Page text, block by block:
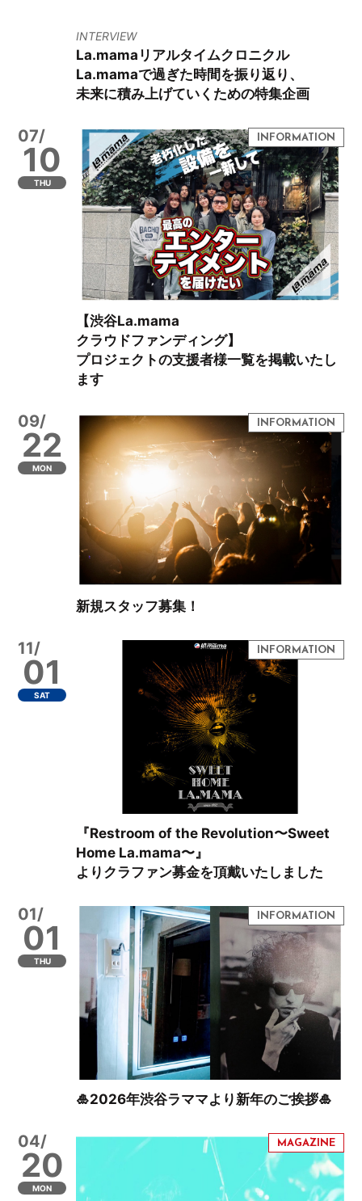
INTERVIEW
La.mamaリアルタイムクロニクル
La.mamaで過ぎた時間を振り返り、
未来に積み上げていくための特集企画
07/
10
THU
【渋谷La.mama
クラウドファンディング】
プロジェクトの支援者様一覧を掲載いたし
ます
09/
22
MON
新規スタッフ募集！
11/
01
SAT
『Restroom of the Revolution〜Sweet
Home La.mama〜』
よりクラファン募金を頂戴いたしました
01/
01
THU
🎍2026年渋谷ラママより新年のご挨拶🎍
04/
20
MON